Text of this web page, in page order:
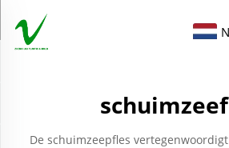
De schuimzeepfles